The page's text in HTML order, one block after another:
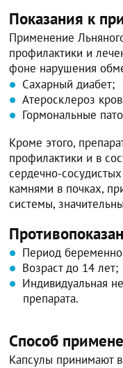
Показания к
Применение
профилактики и
фоне нарушения
Сахарный диабет;
Атеросклероз
Гормональные
Кроме этого,
профилактики и в
сердечно-
камнями в почках,
системы,
Период
Возраст до 14 лет;
Индивидуальная
препарата.
Способ
Капсулы принимают